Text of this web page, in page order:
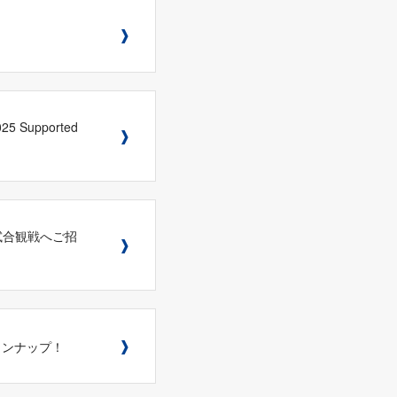
Supported
観戦へご招
ナップ！